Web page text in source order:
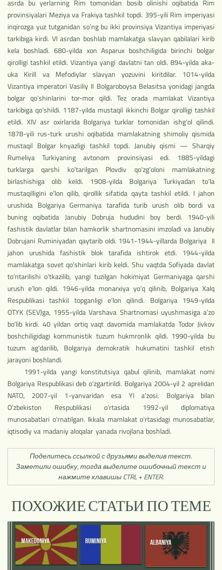
asrda bu yerlarning Rim tomonidan bosib olinishi oqibatida Rim
provinsiyalari Meziya va Frakiya tashkil topdi. 395-yili Rim imperiyasi
inqirozga yuz tutganidan so’ng bu ikki provinsiya Vizantiya imperiyasi
tarkibiga kirdi. VI asrdan boshlab mamlakatga slavyan qabilalari kirib
kela boshladi. 680-yilda xon Asparux boshchiligida birinchi bolgar
qirolligi tashkil etildi. Vizantiya yangi davlatni tan oldi. 894-yilda aka-
uka Kirill va Mefodiylar slavyan yozuvini kiritdilar. 1014-yilda
Vizantiya imperatori Vasiliy II Bolgaroboysa Belasitsa yonidagi jangda
bolgar qo‘shinlarini tor-mor qildi. Tez orada mamlakat Vizantiya
tarkibiga qo‘shildi. 1187-yilda mustaqil ikkinchi Bolgar qirolligi tashkil
etildi. XIV asr oxirlarida Bolgariya turklar tomonidan ishg‘ol qilindi.
1878-yili rus-turk urushi oqibatida mamlakatning shimoliy qismida
mustaqil Bolgar knyazligi tashkil topdi. Janubiy qismi — Sharqiy
Rumeliya Turkiyaning avtonom provinsiyasi edi. 1885-yildagi
turklarga qarshi ko’tarilgan Plovdiv qo’zg’oloni mamlakatning
birlashishiga olib keldi. 1908-yilda Bolgariya Turkiyadan to‘la
mustaqilligini e’lon qilib, qirollik sifatida qayta tashkil etildi. I jahon
urushida Bolgariya Germaniya tarafida turib urush olib bordi va
buning oqibatida Janubiy Dobruja hududini boy berdi. 1940-yili
fashistik davlatlar bilan hamkorlik shartnomasini imzoladi va Janubiy
Dobrujani Ruminiyadan qaytarib oldi. 1941-1944-yillarda Bolga­riya II
jahon urushida fashistik blok tarafida ishtirok etdi. 1944-yilda
mamlakatga sovet qo‘shinlari kirib keldi. Shu vaqtda Sofiyada davlat
to‘ntarilishi o’tkazilib, yangi tuzilgan hokimiyat Germaniyaga qarshi
urush e’lon qildi. 1946-yilda monarxiya yo‘q qilinib, Bolgariya Xalq
Respublikasi tashkil topganligi e’lon qilindi. Bolgariya 1949-yilda
OTYK (SEV)ga, 1955-yilda Varshava Shartnomasi uyushmasiga a’zo
bo‘lib kirdi. 40 yildan ortiq vaqt davomida mamlakatda Todor Jivkov
boshchiligidagi kommunistik tuzum hukmronlik qildi. 1990-yilda bu
tuzum ag‘darilib, Bolgariya demokratik hukumatini tashkil etish
jarayoni boshlandi.
1991-yilda yangi konstitutsiya qabul qilinib, mamlakat nomi
Bolgariya Respublikasi deb o‘zgartirildi. Bolgariya 2004-yil 2 aprelidan
NATO, 2007-yil 1-yanvaridan esa YI a’zosi. Bolgariya bilan
O‘zbekiston Respublikasi o‘rtasida 1992-yil diplomatiya
munosabatlari o‘rnatilgan. Ikkala mamlakat o‘rtasidagi munosabatlar,
iqtisodiy va madaniy aloqalar yanada rivojlana boshladi.
Поделитесь ссылкой с друзьями выделив текст.
Заметили ошибку, тогда выделите ошибочный текст и
нажмите клавишы CTRL + ENTER.
ПОХОЖИЕ СТАТЬИ ПО ТЕМЕ
MAKEDONIYA RUMINIYA ALBANIYA